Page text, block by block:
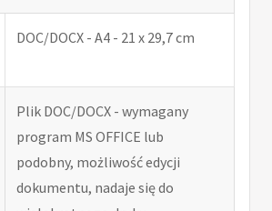
DOC/DOCX - A4 - 21 x 29,7 cm
Plik DOC/DOCX - wymagany
program MS OFFICE lub
podobny, możliwość edycji
dokumentu, nadaje się do